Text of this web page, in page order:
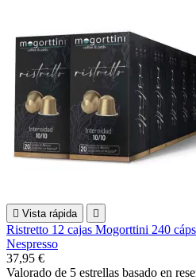
 Vista rápida 
Ristretto 12 cajas Mogorttini 240
Nespresso
37,95 €
Valorado de 5 estrellas basado en